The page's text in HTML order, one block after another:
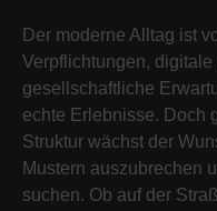
Der moderne Alltag ist
Verpflichtungen, digitale
gesellschaftliche
echte Erlebnisse. Doch
Struktur wächst der
Mustern auszubrechen
suchen. Ob auf der